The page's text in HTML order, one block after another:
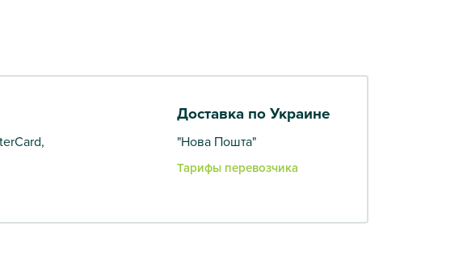
Доставка по Украине
"Нова Пошта"
Тарифы перевозчика